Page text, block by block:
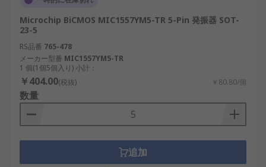
Microchip BiCMOS MIC1557YM5-TR 5-Pin 発振器 SOT-
23-5
RS品番 765-478
メーカー型番 MIC1557YM5-TR
1 個(1個5個入り) 小計：
￥404.00(税抜) ￥80.80/個
数量
追加